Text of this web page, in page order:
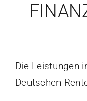
Die Leistungen
Deutschen